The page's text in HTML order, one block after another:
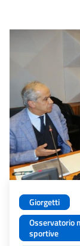
Giorgetti
Osservatorio
sportive